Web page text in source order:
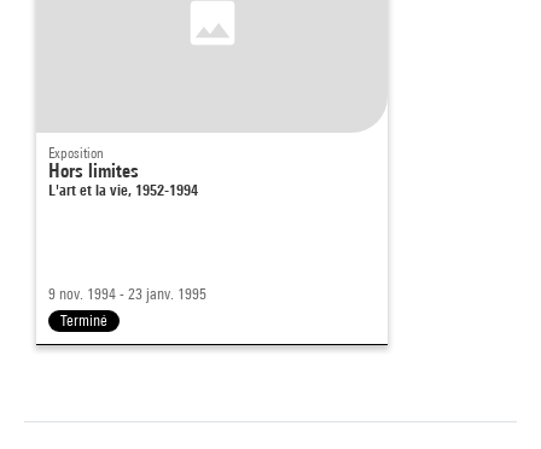
Exposition
Hors limites
L'art et la vie, 1952-1994
9 nov. 1994 - 23 janv. 1995
Terminé